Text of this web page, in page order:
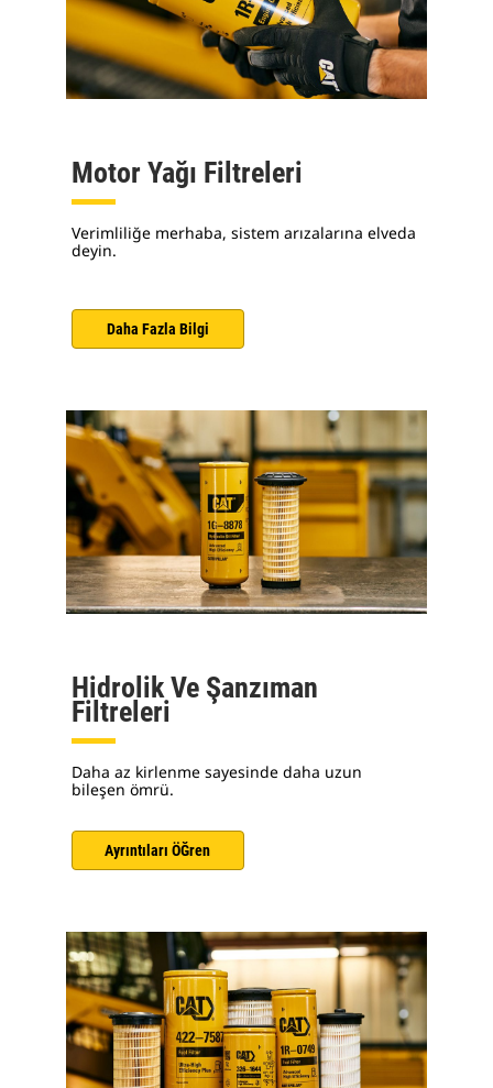
Motor Yağı Filtreleri
Verimliliğe merhaba, sistem arızalarına elveda
deyin.
Daha Fazla Bilgi
Hidrolik Ve Şanzıman
Filtreleri
Daha az kirlenme sayesinde daha uzun
bileşen ömrü.
Ayrıntıları ÖĞren